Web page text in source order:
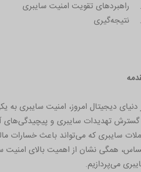
دنیای دیجیتال امروز، امنیت سایبری
گسترش تهدیدات سایبری و پیچیدگی‌های
سایبری که می‌تواند باعث خسارات
همگی نشان از اهمیت بالای امنیت
می‌پردازیم.